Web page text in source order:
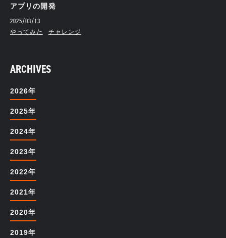
アプリの開発
2025/03/13
やってみた チャレンジ
ARCHIVES
2026年
2025年
2024年
2023年
2022年
2021年
2020年
2019年